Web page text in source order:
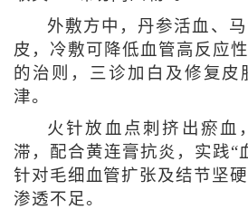
外敷方中，丹参活血、
皮，冷敷可降低血管高反应
的治则，三诊加白及修复皮
津。
火针放血点刺挤出瘀血
滞，配合黄连膏抗炎，实践“
针对毛细血管扩张及结节坚
渗透不足。